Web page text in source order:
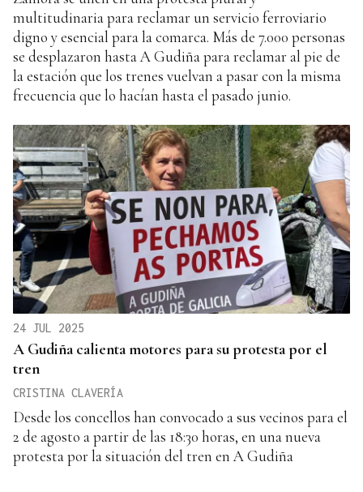
multitudinaria para reclamar un servicio ferroviario
digno y esencial para la comarca. Más de 7.000 personas
se desplazaron hasta A Gudiña para reclamar al pie de
la estación que los trenes vuelvan a pasar con la misma
frecuencia que lo hacían hasta el pasado junio.
24 JUL 2025
A Gudiña calienta motores para su protesta por el
tren
CRISTINA CLAVERÍA
Desde los concellos han convocado a sus vecinos para el
2 de agosto a partir de las 18:30 horas, en una nueva
protesta por la situación del tren en A Gudiña